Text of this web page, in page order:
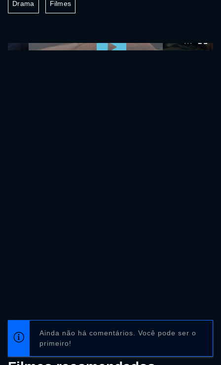
Drama Filmes
Ainda não há comentários. Você pode ser o
primeiro!